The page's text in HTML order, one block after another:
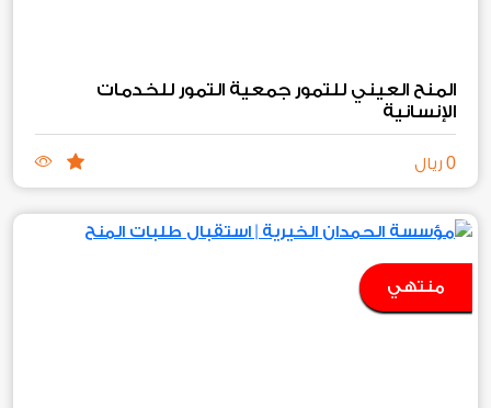
المنح العيني للتمور جمعية التمور للخدمات
الإنسانية
0 ريال
منتهي